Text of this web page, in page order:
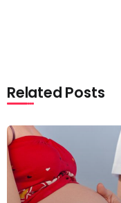
Related Posts